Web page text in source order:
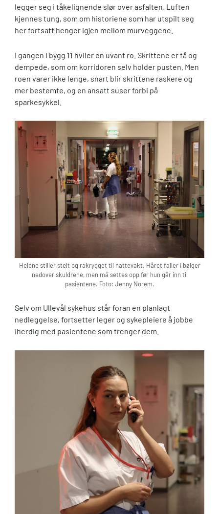
legger seg i tåkelignende slør over asfalten. Luften
kjennes tung, som om historiene som har utspilt seg
her fortsatt henger igjen mellom murveggene.
I gangen i bygg 11 hviler en uvant ro. Skrittene er få og
dempede, som om korridoren selv holder pusten. Men
roen varer ikke lenge, snart blir skrittene raskere og
mer bestemte, og en ansatt suser forbi på
sparkesykkel.
Helene stiller stelt og rakrygget til nattevakt. Håret faller i bølger
nedover skuldrene, men må settes opp før hun går inn til
pasientene. Foto: Jenny Norem.
Selv om Ullevål sykehus står foran en planlagt
nedleggelse, fortsetter leger og sykepleiere å jobbe
iherdig med pasientene som trenger dem.